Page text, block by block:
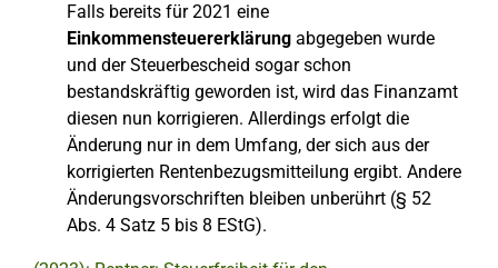
Falls bereits für 2021 eine
Einkommensteuererklärung abgegeben wurde
und der Steuerbescheid sogar schon
bestandskräftig geworden ist, wird das Finanzamt
diesen nun korrigieren. Allerdings erfolgt die
Änderung nur in dem Umfang, der sich aus der
korrigierten Rentenbezugsmitteilung ergibt. Andere
Änderungsvorschriften bleiben unberührt (§ 52
Abs. 4 Satz 5 bis 8 EStG).